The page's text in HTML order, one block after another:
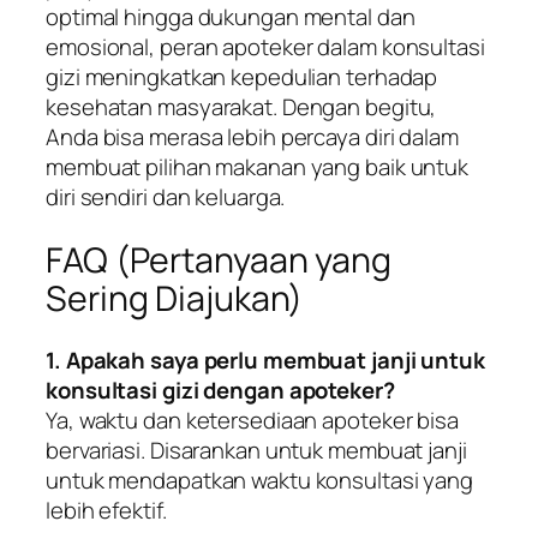
optimal hingga dukungan mental dan
emosional, peran apoteker dalam konsultasi
gizi meningkatkan kepedulian terhadap
kesehatan masyarakat. Dengan begitu,
Anda bisa merasa lebih percaya diri dalam
membuat pilihan makanan yang baik untuk
diri sendiri dan keluarga.
FAQ (Pertanyaan yang
Sering Diajukan)
1. Apakah saya perlu membuat janji untuk
konsultasi gizi dengan apoteker?
Ya, waktu dan ketersediaan apoteker bisa
bervariasi. Disarankan untuk membuat janji
untuk mendapatkan waktu konsultasi yang
lebih efektif.